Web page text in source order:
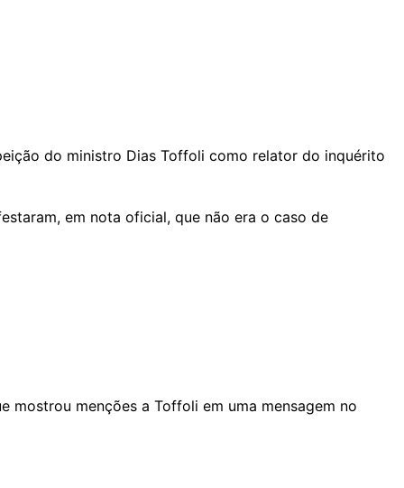
do ministro Dias Toffoli como relator do inquérito
em nota oficial, que não era o caso de
mostrou menções a Toffoli em uma mensagem no